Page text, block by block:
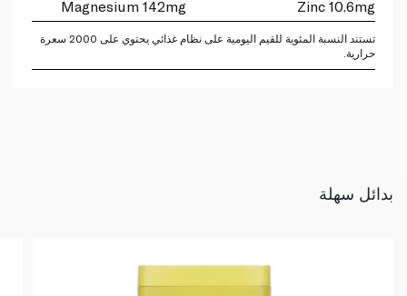
Magnesium 142mg Zinc 10.6mg
تستند النسبة المئوية للقيم اليومية على نظام غذائي يحتوي على 2000 سعرة
حرارية.
بدائل سهلة